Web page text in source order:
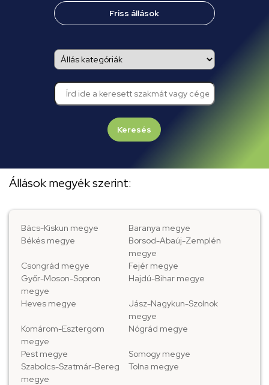
Friss állások
Keresés
Állások megyék szerint:
Bács-Kiskun megye
Baranya megye
Békés megye
Borsod-Abaúj-Zemplén
megye
Csongrád megye
Fejér megye
Győr-Moson-Sopron
megye
Hajdú-Bihar megye
Heves megye
Jász-Nagykun-Szolnok
megye
Komárom-Esztergom
megye
Nógrád megye
Pest megye
Somogy megye
Szabolcs-Szatmár-Bereg
megye
Tolna megye